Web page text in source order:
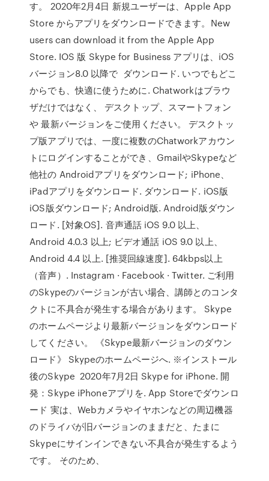
す。 2020年2月4日 新規ユーザーは、Apple App
Store からアプリをダウンロードできます。New
users can download it from the Apple App
Store. IOS 版 Skype for Business アプリは、iOS
バージョン8.0 以降で ダウンロード. いつでもどこ
からでも、快適に使うために. Chatworkはブラウ
ザだけではなく、 デスクトップ、スマートフォン
や 最新バージョンをご使用ください。 デスクトッ
プ版アプリでは、一度に複数のChatworkアカウン
トにログインすることができ、GmailやSkypeなど
他社の Androidアプリをダウンロード; iPhone、
iPadアプリをダウンロード. ダウンロード. iOS版
iOS版ダウンロード; Android版. Android版ダウン
ロード. [対象OS]. 音声通話 iOS 9.0 以上、
Android 4.0.3 以上; ビデオ通話 iOS 9.0 以上、
Android 4.4 以上. [推奨回線速度]. 64kbps以上
（音声）. Instagram · Facebook · Twitter. ご利用
のSkypeのバージョンが古い場合、講師とのコンタ
クトに不具合が発生する場合があります。 Skype
のホームページより最新バージョンをダウンロード
してください。 《Skype最新バージョンのダウン
ロード》 Skypeのホームページへ. ※インストール
後のSkype 2020年7月2日 Skype for iPhone. 開
発：Skype iPhoneアプリを. App Storeでダウンロ
ード 実は、Webカメラやイヤホンなどの周辺機器
のドライバが旧バージョンのままだと、たまに
Skypeにサインインできない不具合が発生するよう
です。 そのため、